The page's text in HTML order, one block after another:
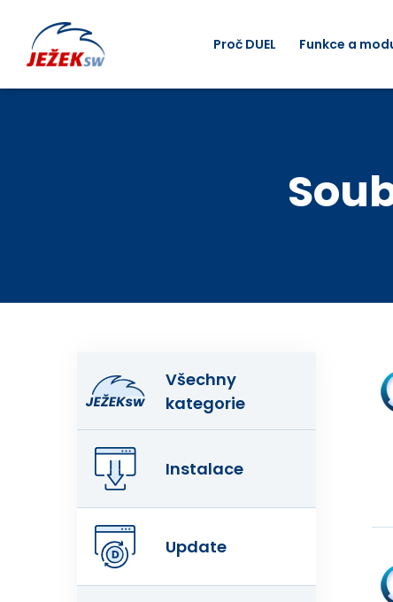
Proč DUEL Funkce a
Všechny
kategorie
Instalace
Update